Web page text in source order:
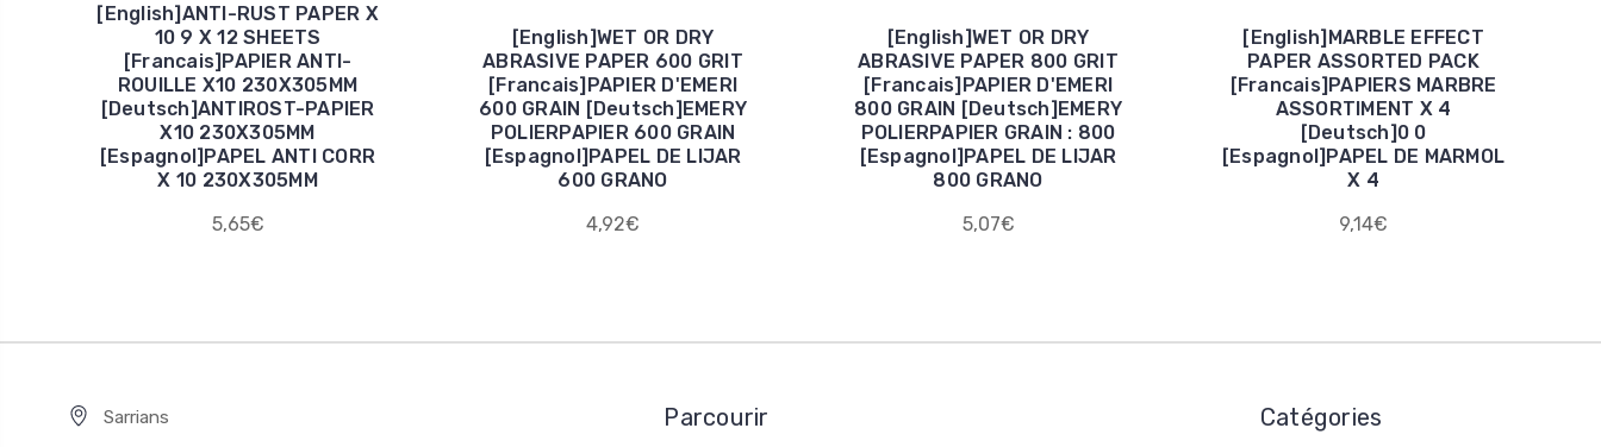
[English]ANTI-RUST PAPER X
10 9 X 12 SHEETS
[Francais]PAPIER ANTI-
ROUILLE X10 230X305MM
[Deutsch]ANTIROST-PAPIER
X10 230X305MM
[Espagnol]PAPEL ANTI CORR
X 10 230X305MM
5,65€
[English]WET OR DRY
ABRASIVE PAPER 600 GRIT
[Francais]PAPIER D'EMERI
600 GRAIN [Deutsch]EMERY
POLIERPAPIER 600 GRAIN
[Espagnol]PAPEL DE LIJAR
600 GRANO
4,92€
[English]WET OR DRY
ABRASIVE PAPER 800 GRIT
[Francais]PAPIER D'EMERI
800 GRAIN [Deutsch]EMERY
POLIERPAPIER GRAIN : 800
[Espagnol]PAPEL DE LIJAR
800 GRANO
5,07€
[English]MARBLE EFFECT
PAPER ASSORTED PACK
[Francais]PAPIERS MARBRE
ASSORTIMENT X 4
[Deutsch]0 0
[Espagnol]PAPEL DE MARMOL
X 4
9,14€
Sarrians
Parcourir Catégories